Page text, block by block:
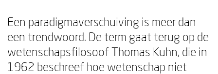
Een paradigmaverschuiving is meer dan
een trendwoord. De term gaat terug op de
wetenschapsfilosoof Thomas Kuhn, die in
1962 beschreef hoe wetenschap niet